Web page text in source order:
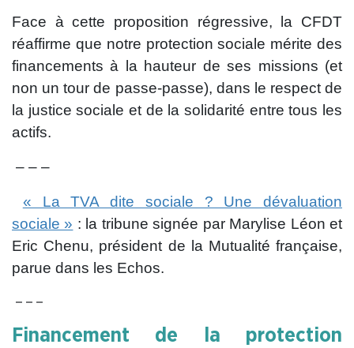
Face à cette proposition régressive, la CFDT
réaffirme que notre protection sociale mérite des
financements à la hauteur de ses missions (et
non un tour de passe-passe), dans le respect de
la justice sociale et de la solidarité entre tous les
actifs.
– – –
« La TVA dite sociale ? Une dévaluation
sociale » : la tribune signée par Marylise Léon et
Eric Chenu, président de la Mutualité française,
parue dans les Echos.
– – –
Financement de la protection